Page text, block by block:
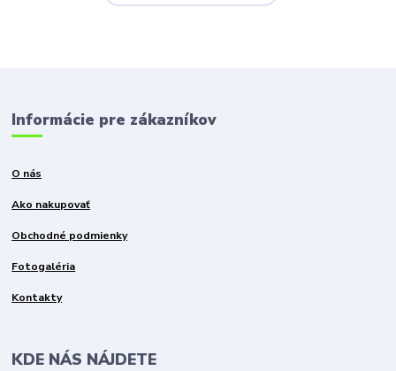
Informácie pre zákazníkov
O nás
Ako nakupovať
Obchodné podmienky
Fotogaléria
Kontakty
KDE NÁS NÁJDETE